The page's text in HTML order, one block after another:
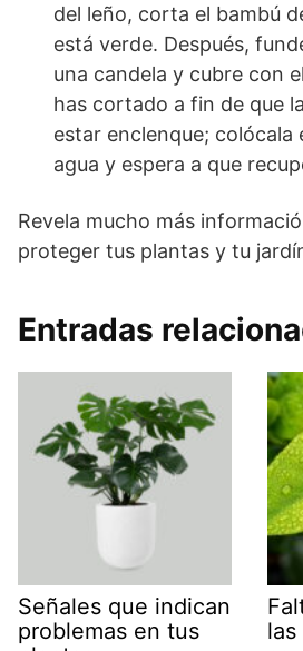
del leño, corta el bambú
está verde. Después,
una candela y cubre con
has cortado a fin de que
estar enclenque; colócala
agua y espera a que
Revela mucho más
proteger tus plantas y tu
Entradas
Señales que indican
problemas en tus
las